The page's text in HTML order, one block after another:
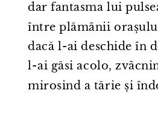
dar fantasma lui
între plămânii
dacă l⁠-⁠ai deschide în
l⁠-⁠ai găsi acolo,
mirosind a tărie și